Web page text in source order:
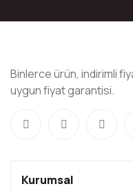
Binlerce ürün, indirimli
uygun fiyat garantisi.
Kurumsal